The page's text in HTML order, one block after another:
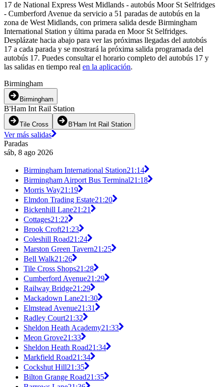
17 de National Express West Midlands - autobús Moor St Selfridges
- Cumberford Avenue da servicio a 51 paradas de autobús en la
zona de West Midlands, con primera salida desde Birmingham
International Station y última parada en Moor St Selfridges.
Desplázate hacia abajo para ver las próximas llegadas del autobús
17 a cada parada y se mostrará la próxima salida programada del
autobús 17. Puedes consultar el horario completo del autobús 17 y
las salidas en tiempo real en la aplicación.
Birmingham
Birmingham
B'Ham Int Rail Station
Tile Cross B'Ham Int Rail Station
Ver más salidas
Paradas
sáb, 8 ago 2026
Birmingham International Station21:14
Birmingham Airport Bus Terminal21:18
Morris Way21:19
Elmdon Trading Estate21:20
Bickenhill Lane21:21
Cottages21:22
Brook Croft21:23
Coleshill Road21:24
Marston Green Tavern21:25
Bell Walk21:26
Tile Cross Shops21:28
Cumberford Avenue21:29
Railway Bridge21:29
Mackadown Lane21:30
Elmstead Avenue21:31
Radley Court21:32
Sheldon Heath Academy21:33
Meon Grove21:33
Sheldon Heath Road21:34
Markfield Road21:34
Cockshut Hill21:35
Bilton Grange Road21:35